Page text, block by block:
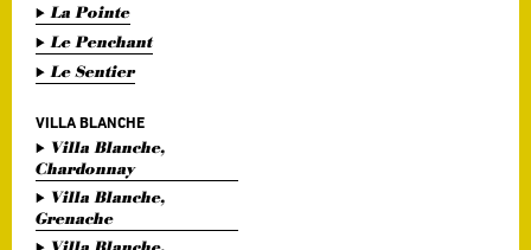
La Pointe
Le Penchant
Le Sentier
VILLA BLANCHE
Villa Blanche,
Chardonnay
Villa Blanche,
Grenache